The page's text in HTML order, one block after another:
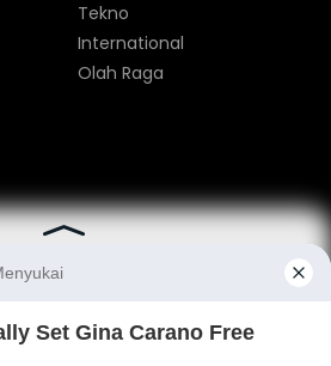
Tekno
International
Olah Raga
Redaksi
Pedoman Media Siber